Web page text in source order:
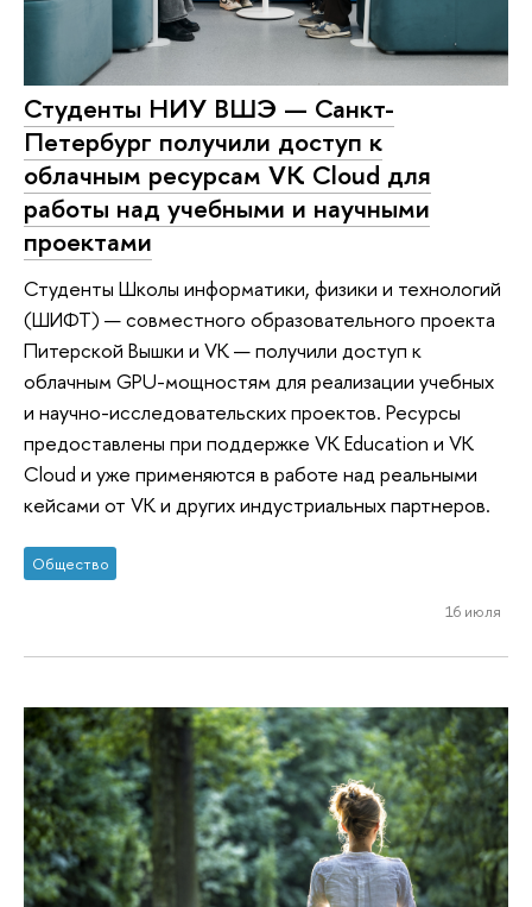
Студенты НИУ ВШЭ — Санкт-
Петербург получили доступ к
облачным ресурсам VK Cloud для
работы над учебными и научными
проектами
Студенты Школы информатики, физики и технологий
(ШИФТ) — совместного образовательного проекта
Питерской Вышки и VK — получили доступ к
облачным GPU-мощностям для реализации учебных
и научно-исследовательских проектов. Ресурсы
предоставлены при поддержке VK Education и VK
Cloud и уже применяются в работе над реальными
кейсами от VK и других индустриальных партнеров.
Общество
16 июля